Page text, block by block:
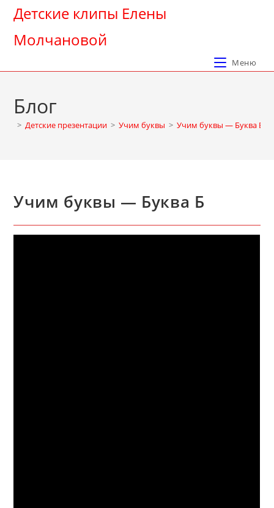
Перейти
содержимому
Детские клипы Елены
Молчановой
Меню
Блог
> Детские презентации > Учим буквы > Учим буквы — Буква Б
Учим буквы — Буква Б